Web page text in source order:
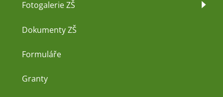
Fotogalerie ZŠ
Dokumenty ZŠ
Formuláře
Granty